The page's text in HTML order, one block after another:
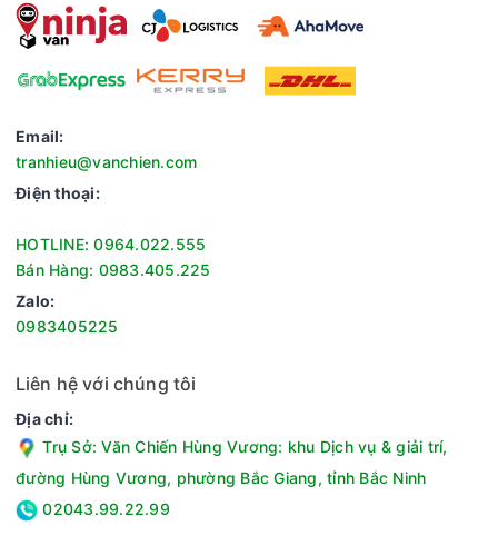
và đầy dinh dưỡng cho gia đình.
Giữ ấm lên tới 12 tiếng - Nồi cơm điện Tiger lít JNP-1800-
FK hồng
Với tính năng giữ ấm này, Tiger 1.8 lít JNP-1800-FK sẽ đảm
Bảng điều khiển dễ dàng dùng
Được trang bị bảng điều khiển đơn giản với nút gạt ở phía
Email:
tranhieu@vanchien.com
Điện thoại:
HOTLINE: 0964.022.555
Bán Hàng: 0983.405.225
Zalo:
0983405225
Liên hệ với chúng tôi
Địa chỉ:
Trụ Sở: Văn Chiến Hùng Vương: khu Dịch vụ & giải trí,
đường Hùng Vương, phường Bắc Giang, tỉnh Bắc Ninh
02043.99.22.99